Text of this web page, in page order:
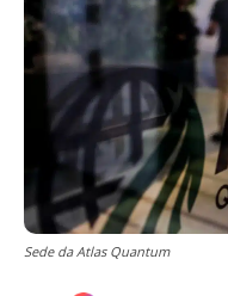
Sede da Atlas Quantum